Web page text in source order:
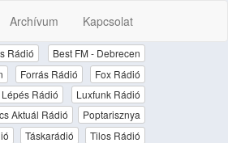
Archívum Kapcsolat
Rádió
Best FM - Debrecen
Forrás Rádió
Fox Rádió
Lépés Rádió
Luxfunk Rádió
Aktuál Rádió
Poptarisznya
Táskarádió
Tilos Rádió